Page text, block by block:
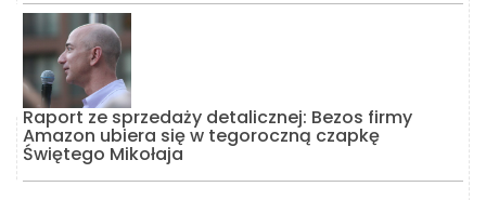
Raport ze sprzedaży detalicznej: Bezos firmy
Amazon ubiera się w tegoroczną czapkę
Świętego Mikołaja